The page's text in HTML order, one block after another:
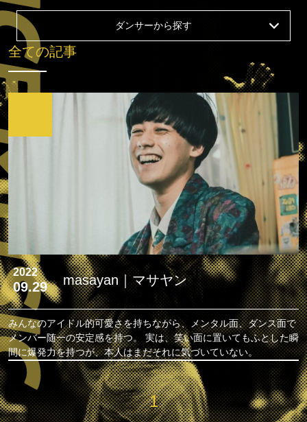
全ての記事
2022
09.29 masayan｜マサヤン
みんなのアイドル的可愛さを持ちながら、メンタル面、ダンス面で
メンバー随一の安定感を持つ。 実は、笑い面に置いてもふとした瞬
間に爆発力を持つが、本人はまだそれに気づいていない。
ダンサーから探す
1